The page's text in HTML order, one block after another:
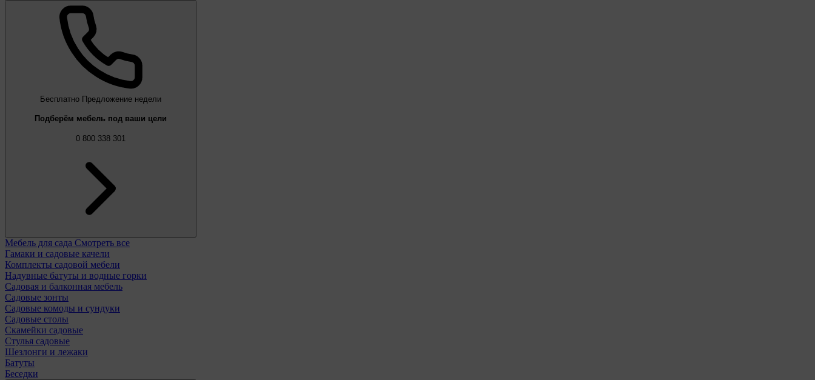
Бесплатно Предложение недели
Подберём мебель под ваши цели
0 800 338 301
Мебель для сада Смотреть все
Гамаки и садовые качели
Комплекты садовой мебели
Надувные батуты и водные горки
Садовая и балконная мебель
Садовые зонты
Садовые комоды и сундуки
Садовые столы
Скамейки садовые
Стулья садовые
Шезлонги и лежаки
Батуты
Беседки